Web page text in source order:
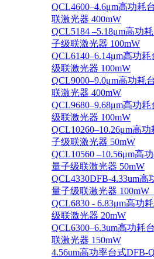
QCL4600–4.6μm高功耗
联激光器 400mW
QCL5184 –5.18μm高功
子级联激光器 100mW
QCL6140–6.14μm高功
级联激光器 100mW
QCL9000–9.0μm高功耗
联激光器 400mW
QCL9680–9.68μm高功
级联激光器 100mW
QCL10260–10.26μm高
子级联激光器 50mW
QCL10560 –10.56μm高
量子级联激光器 50mW
QCL4330DFB-4.33um
量子级联激光器 100mW
QCL6830 - 6.83μm高功
级联激光器 20mW
QCL6300–6.3um高功耗
联激光器 150mW
4.56um高功率台式DFB-